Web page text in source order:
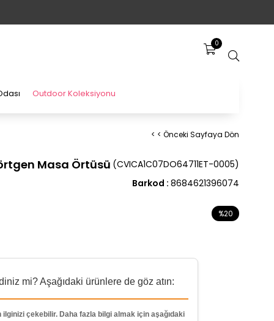
0
Outdoor Koleksiyonu
< < Önceki Sayfaya Dön
Masa Örtüsü (CVICA1C07DO64711ET-0005)
Barkod : 8684621396074
%20
mi? Aşağıdaki ürünlere de göz atın:
ilginizi çekebilir. Daha fazla bilgi almak için aşağıdaki